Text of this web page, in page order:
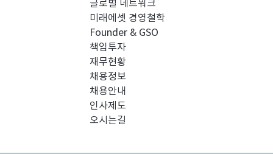
글로벌 네트워크
미래에셋 경영철학
Founder & GSO
책임투자
재무현황
채용정보
채용안내
인사제도
오시는길